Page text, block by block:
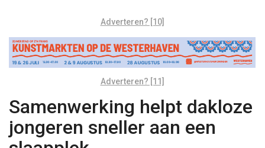
Adverteren? [10]
Adverteren? [11]
Samenwerking helpt dakloze
jongeren sneller aan een